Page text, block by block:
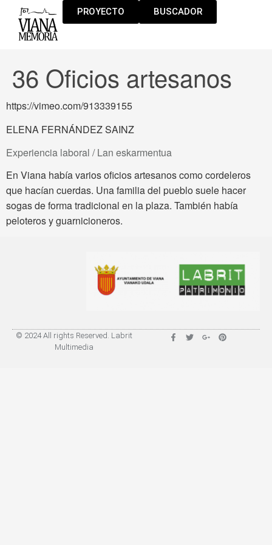
PROYECTO BUSCADOR
36 Oficios artesanos
https://vimeo.com/913339155
ELENA FERNÁNDEZ SAINZ
Experiencia laboral / Lan eskarmentua
En Viana había varios oficios artesanos como cordeleros
que hacían cuerdas. Una familia del pueblo suele hacer
sogas de forma tradicional en la plaza. También había
peloteros y guarnicioneros.
© 2024 All rights Reserved. Labrit
Multimedia